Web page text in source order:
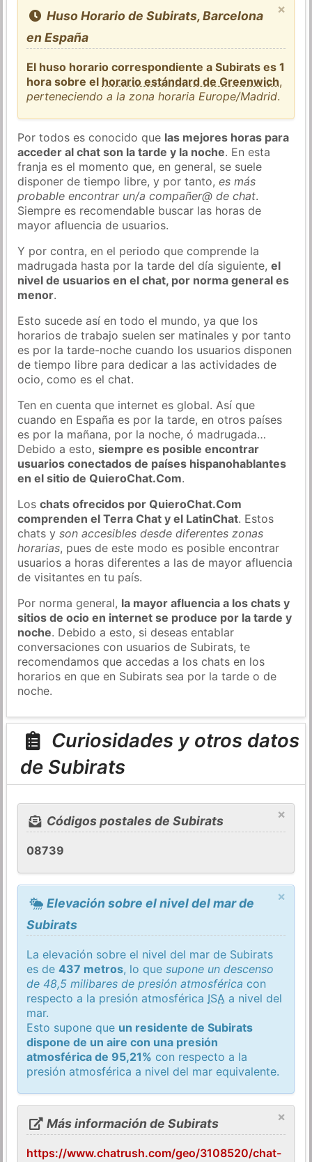
×
Huso Horario de Subirats, Barcelona
en España
El huso horario correspondiente a Subirats es 1
hora sobre el horario estándard de Greenwich,
perteneciendo a la zona horaria Europe/Madrid.
Por todos es conocido que las mejores horas para
acceder al chat son la tarde y la noche. En esta
franja es el momento que, en general, se suele
disponer de tiempo libre, y por tanto,es más
probable encontrar un/a compañer@ de chat.
Siempre es recomendable buscar las horas de
mayor afluencia de usuarios.
Y por contra, en el periodo que comprende la
madrugada hasta por la tarde del día siguiente,el
nivel de usuarios en el chat, por norma general es
menor.
Esto sucede así en todo el mundo, ya que los
horarios de trabajo suelen ser matinales y por tanto
es por la tarde-noche cuando los usuarios disponen
de tiempo libre para dedicar a las actividades de
ocio, como es el chat.
Ten en cuenta que internet es global. Así que
cuando en España es por la tarde, en otros países
es por la mañana, por la noche, ó madrugada…
Debido a esto,siempre es posible encontrar
usuarios conectados de países hispanohablantes
en el sitio de QuieroChat.Com.
Loschats ofrecidos por QuieroChat.Com
comprenden el Terra Chat y el LatinChat. Estos
chats yson accesibles desde diferentes zonas
horarias, pues de este modo es posible encontrar
usuarios a horas diferentes a las de mayor afluencia
de visitantes en tu país.
Por norma general, la mayor afluencia a los chats y
sitios de ocio en internet se produce por la tarde y
noche. Debido a esto, si deseas entablar
conversaciones con usuarios de Subirats, te
recomendamos que accedas a los chats en los
horarios en que en Subirats sea por la tarde o de
noche.
Curiosidades y otros datos
de Subirats
×
Códigos postales de Subirats
08739
×
Elevación sobre el nivel del mar de
Subirats
La elevación sobre el nivel del mar de Subirats
es de437 metros, lo quesupone un descenso
de 48,5 milibares de presión atmosférica con
respecto a la presión atmosférica ISA a nivel del
mar.
Esto supone que un residente de Subirats
dispone de un aire con una presión
atmosférica de 95,21% con respecto a la
presión atmosférica a nivel del mar equivalente.
×
Más información de Subirats
https://www.chatrush.com/geo/3108520/chat-